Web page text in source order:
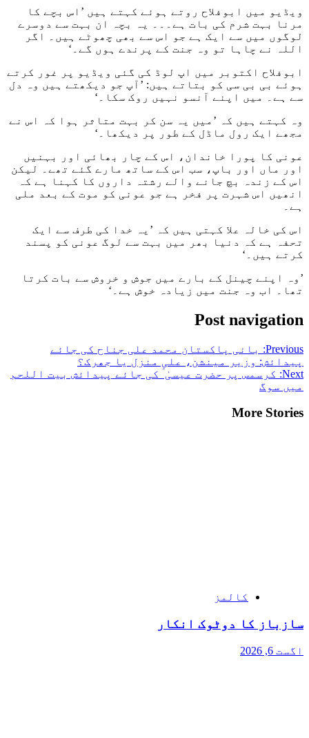
ویڈیو میں ابوفلاح روتے ہوئے کہتے ہیں ’اس بچے کا
مرنا بہت شرم کی بات ہے۔۔۔ یہ بچہ ان بہت سے دوسرے
لوگوں میں سے ایک ہے جو اس سے بھی چھوٹے ہیں۔ اگر
اللہ نے چاہا تو وہ جنت کے پرندے ہوں گے۔‘
ابوفلاح اکتوبر میں اپ لوڈ کی گئی ویڈیو پر غور کرتے
ہوئے بی بی سی کو بتاتے ہیں: ’آپ جو دیکھتے ہیں وہ دل
سے ہے۔ میں اپنے آنسو نہیں روک سکا۔‘
وہ کہتے ہیں کہ ’میں یہ سن کر بہت متاثر ہوا کہ اس نے
مجھے ایک رول ماڈل کے طور پر دیکھا۔‘
عونی کا پورا خاندان، اس کے چار بھائی اور بہنیں
اور ماں اور باپ، سب اس کے ساتھ مارے گئے تھے۔ لیکن
اس کے زندہ بچ جانے والے رشتہ داروں کا کہنا ہے کہ
انھیں اس شہرت پر فخر ہے جو عونی کو موت کے بعد ملی
ہے۔
اس کی خالہ علا کہتی ہیں کہ ’یہ خدا کی طرف سے ایک
تحفہ ہے کہ دنیا بھر میں بہت سے لوگ عونی کو پسند
کرتے ہیں۔‘
’وہ اپنے چینل کے بارے میں جوش و خروش سے بات کرتا
تھا۔ اب وہ جنت میں زیادہ خوش ہے۔‘
Post navigation
Previous:
بانی پاکستان محمد علی جناح کی جائے
پیدائش: وزیر مینشن، علی منزل یا جھرک؟
Next: کرسمس پر حضرت عیسیٰ ؑ کی جائے پیدائش بیت اللحم
میں سوگ
More Stories
کالمز
سازباز کا دوٹوک انکار
اگست 6, 2026